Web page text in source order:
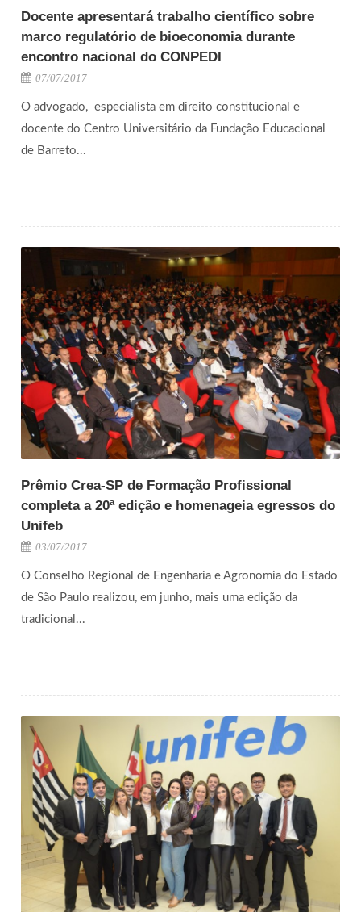
Docente apresentará trabalho científico sobre
marco regulatório de bioeconomia durante
encontro nacional do CONPEDI
07/07/2017
O advogado, especialista em direito constitucional e
docente do Centro Universitário da Fundação Educacional
de Barreto...
Prêmio Crea-SP de Formação Profissional
completa a 20ª edição e homenageia egressos do
Unifeb
03/07/2017
O Conselho Regional de Engenharia e Agronomia do Estado
de São Paulo realizou, em junho, mais uma edição da
tradicional...